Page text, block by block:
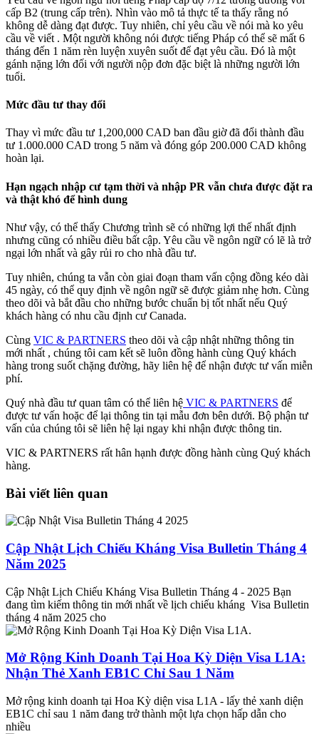
cấp B2 (trung cấp trên). Nhìn vào mô tả thực tế ta thấy rằng nó
không dễ dàng đạt được. Tuy nhiên, chỉ yêu cầu về nói mà ko yêu
cầu về viết . Một người không nói được tiếng Pháp có thể sẽ mất 6
tháng đến 1 năm rèn luyện xuyên suốt để đạt yêu cầu. Đó là một
gánh nặng lớn đối với người nộp đơn đặc biệt là những người lớn
tuổi.
Mức đầu tư thay đổi
Thay vì mức đầu tư 1,200,000 CAD ban đầu giờ đã đổi thành đầu
tư 1.000.000 CAD trong 5 năm và đóng góp 200.000 CAD không
hoàn lại.
Hạn ngạch nhập cư tạm thời và nhập PR vẫn chưa được đặt ra
và thật khó để hình dung
Như vậy, có thể thấy Chương trình sẽ có những lợi thế nhất định
nhưng cũng có nhiều điều bất cập. Yêu cầu về ngôn ngữ có lẽ là trở
ngại lớn nhất và gây rủi ro cho nhà đầu tư.
Tuy nhiên, chúng ta vẫn còn giai đoạn tham vấn cộng đồng kéo dài
45 ngày, có thể quy định về ngôn ngữ sẽ được giảm nhẹ hơn. Cùng
theo dõi và bắt đầu cho những bước chuẩn bị tốt nhất nếu Quý
khách hàng có nhu cầu định cư Canada.
Cùng VIC & PARTNERS theo dõi và cập nhật những thông tin
mới nhất , chúng tôi cam kết sẽ luôn đồng hành cùng Quý khách
hàng trong suốt chặng đường, hãy liên hệ để nhận được tư vấn miễn
phí.
Quý nhà đầu tư quan tâm có thể liên hệ VIC & PARTNERS để
được tư vấn hoặc để lại thông tin tại mẫu đơn bên dưới. Bộ phận tư
vấn của chúng tôi sẽ liên hệ lại ngay khi nhận được thông tin.
VIC & PARTNERS rất hân hạnh được đồng hành cùng Quý khách
hàng.
Bài viết liên quan
Cập Nhật Lịch Chiếu Kháng Visa Bulletin Tháng 4
Năm 2025
Cập Nhật Lịch Chiếu Kháng Visa Bulletin Tháng 4 - 2025 Bạn
đang tìm kiếm thông tin mới nhất về lịch chiếu kháng Visa Bulletin
tháng 4 năm 2025 cho
Mở Rộng Kinh Doanh Tại Hoa Kỳ Diện Visa L1A:
Nhận Thẻ Xanh EB1C Chỉ Sau 1 Năm
Mở rộng kinh doanh tại Hoa Kỳ diện visa L1A - lấy thẻ xanh diện
EB1C chỉ sau 1 năm đang trở thành một lựa chọn hấp dẫn cho
nhiều